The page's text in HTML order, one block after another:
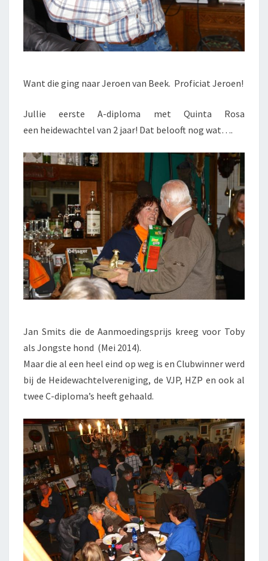
Want die ging naar Jeroen van Beek. Proficiat Jeroen!
Jullie eerste A-diploma met Quinta Rosa
een heidewachtel van 2 jaar! Dat belooft nog wat….
Jan Smits die de Aanmoedingsprijs kreeg voor Toby
als Jongste hond (Mei 2014).
Maar die al een heel eind op weg is en Clubwinner werd
bij de Heidewachtelvereniging, de VJP, HZP en ook al
twee C-diploma’s heeft gehaald.